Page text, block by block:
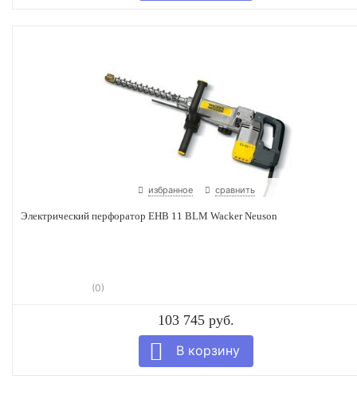
избранное сравнить
Электрический перфоратор EHB 11 BLM Wacker Neuson
(0)
103 745 руб.